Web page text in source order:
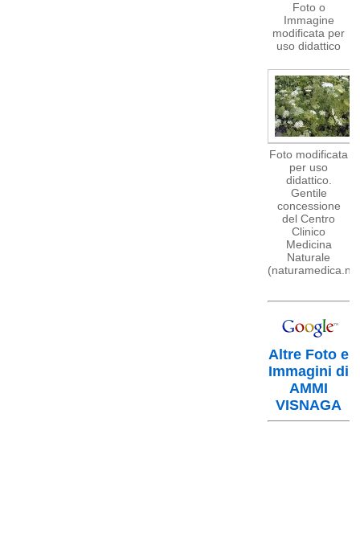
Foto o
Immagine
modificata per
uso didattico
Foto modificata
per uso
didattico.
Gentile
concessione
del Centro
Clinico
Medicina
Naturale
Altre Foto e
Immagini di
AMMI
VISNAGA